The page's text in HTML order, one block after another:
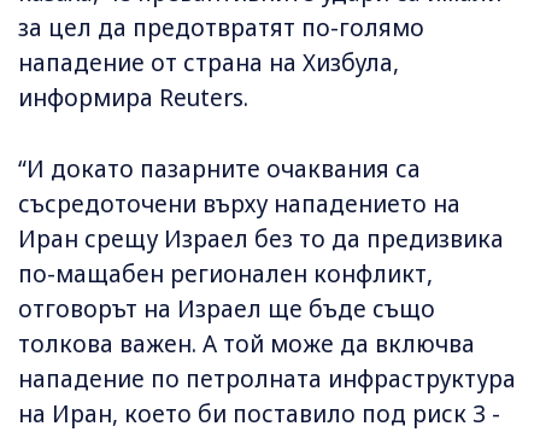
за цел да предотвратят по-голямо
нападение от страна на Хизбула,
информира Reuters.
“И докато пазарните очаквания са
съсредоточени върху нападението на
Иран срещу Израел без то да предизвика
по-мащабен регионален конфликт,
отговорът на Израел ще бъде също
толкова важен. А той може да включва
нападение по петролната инфраструктура
на Иран, което би поставило под риск 3 -